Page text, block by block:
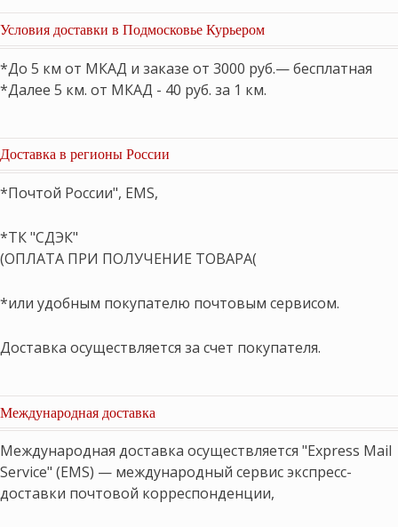
Условия доставки в Подмосковье Курьером
*До 5 км от МКАД и заказе от 3000 руб.— бесплатная
*Далее 5 км. от МКАД - 40 руб. за 1 км.
Доставка в регионы России
*Почтой России", EMS,
*ТК "СДЭК"
(ОПЛАТА ПРИ ПОЛУЧЕНИЕ ТОВАРА(
*или удобным покупателю почтовым сервисом.
Доставка осуществляется за счет покупателя.
Международная доставка
Международная доставка осуществляется "Express Mail
Service" (EMS) — международный сервис экспресс-
доставки почтовой корреспонденции,